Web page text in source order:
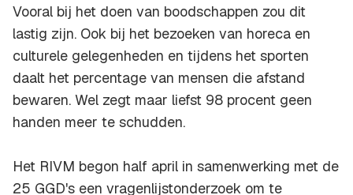
Vooral bij het doen van boodschappen zou dit
lastig zijn. Ook bij het bezoeken van horeca en
culturele gelegenheden en tijdens het sporten
daalt het percentage van mensen die afstand
bewaren. Wel zegt maar liefst 98 procent geen
handen meer te schudden.
Het RIVM begon half april in samenwerking met de
25 GGD's een vragenlijstonderzoek om te